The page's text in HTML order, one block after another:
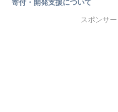
寄付・開発支援について
スポンサ